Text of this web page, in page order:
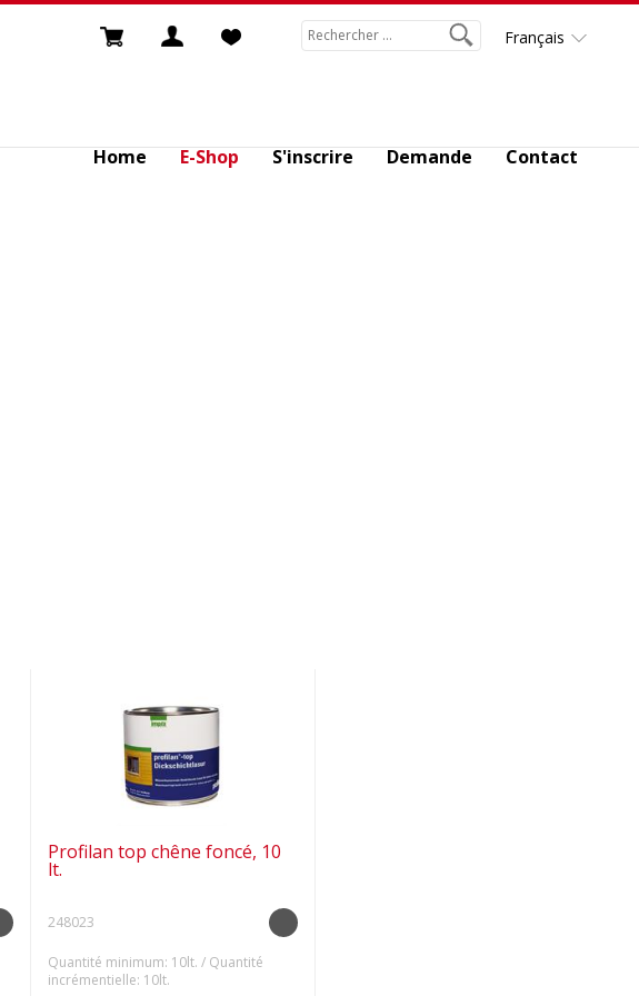
Français
Home E-Shop S'inscrire Demande Contact
Profilan top chêne foncé, 10
lt.
248023
Quantité minimum: 10lt. / Quantité
incrémentielle: 10lt.